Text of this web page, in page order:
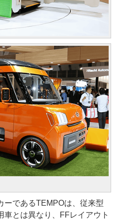
であるTEMPOは、従来型
車とは異なり、FFレイアウト